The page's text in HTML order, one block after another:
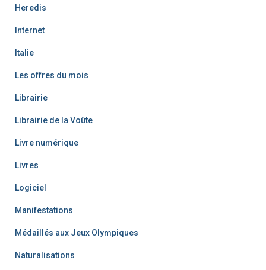
Heredis
Internet
Italie
Les offres du mois
Librairie
Librairie de la Voûte
Livre numérique
Livres
Logiciel
Manifestations
Médaillés aux Jeux Olympiques
Naturalisations